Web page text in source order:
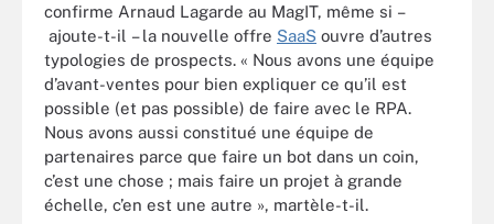
confirme Arnaud Lagarde au MagIT, même si –
ajoute-t-il – la nouvelle offre SaaS ouvre d’autres
typologies de prospects. « Nous avons une équipe
d’avant-ventes pour bien expliquer ce qu’il est
possible (et pas possible) de faire avec le RPA.
Nous avons aussi constitué une équipe de
partenaires parce que faire un bot dans un coin,
c’est une chose ; mais faire un projet à grande
échelle, c’en est une autre », martèle-t-il.